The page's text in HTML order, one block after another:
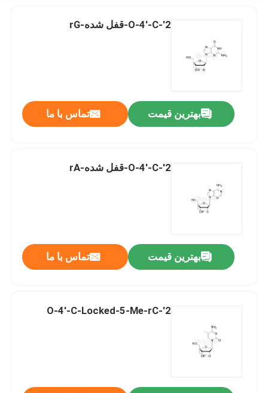
2'-O-4'-C-قفل شده-rG
بهترین قیمت تماس با ما
2'-O-4'-C-قفل شده-rA
بهترین قیمت تماس با ما
2'-O-4'-C-Locked-5-Me-rC